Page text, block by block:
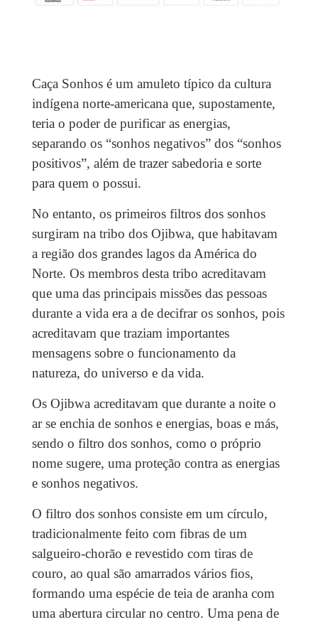
Caça Sonhos é um amuleto típico da cultura
indígena norte-americana que, supostamente,
teria o poder de purificar as energias,
separando os “sonhos negativos” dos “sonhos
positivos”, além de trazer sabedoria e sorte
para quem o possui.
No entanto, os primeiros filtros dos sonhos
surgiram na tribo dos Ojibwa, que habitavam
a região dos grandes lagos da América do
Norte. Os membros desta tribo acreditavam
que uma das principais missões das pessoas
durante a vida era a de decifrar os sonhos, pois
acreditavam que traziam importantes
mensagens sobre o funcionamento da
natureza, do universo e da vida.
Os Ojibwa acreditavam que durante a noite o
ar se enchia de sonhos e energias, boas e más,
sendo o filtro dos sonhos, como o próprio
nome sugere, uma proteção contra as energias
e sonhos negativos.
O filtro dos sonhos consiste em um círculo,
tradicionalmente feito com fibras de um
salgueiro-chorão e revestido com tiras de
couro, ao qual são amarrados vários fios,
formando uma espécie de teia de aranha com
uma abertura circular no centro. Uma pena de